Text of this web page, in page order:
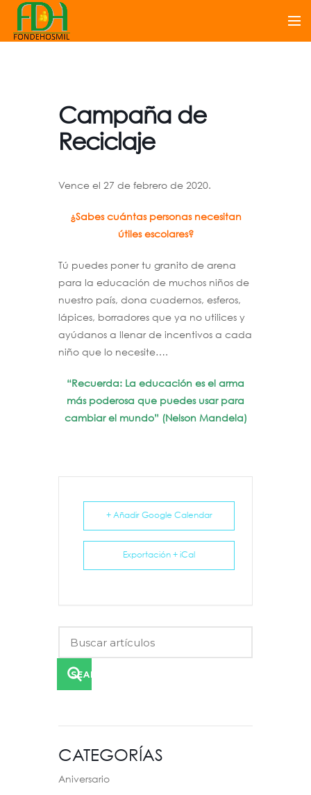
Campaña de
Reciclaje
Vence el 27 de febrero de 2020.
¿Sabes cuántas personas necesitan
útiles escolares?
Tú puedes poner tu granito de arena
para la educación de muchos niños de
nuestro país, dona cuadernos, esferos,
lápices, borradores que ya no utilices y
ayúdanos a llenar de incentivos a cada
niño que lo necesite….
“Recuerda: La educación es el arma
más poderosa que puedes usar para
cambiar el mundo” (Nelson Mandela)
+ Añadir Google Calendar
Exportación + iCal
SEARCH
CATEGORÍAS
Aniversario